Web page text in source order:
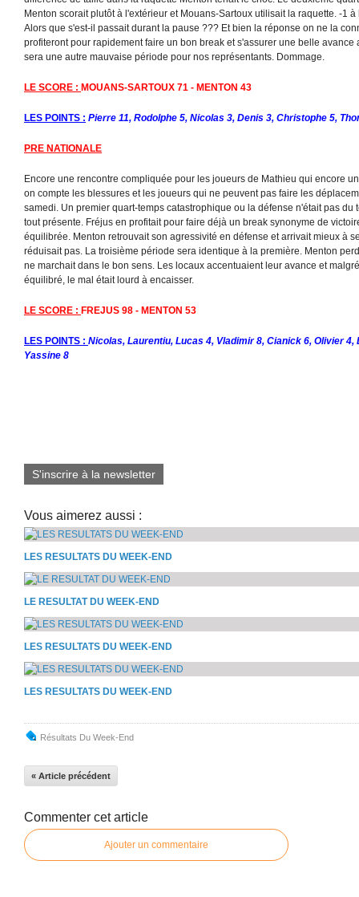
Menton scorait plutôt à l'extérieur et Mouans-Sartoux utilisait la raquette. -1
Alors que s'est-il passait durant la pause ??? Et bien la réponse on ne la
profiteront pour rapidement faire un bon break et s'assurer une belle
sera une autre mauvaise période pour nos représentants. Dommage.
LE SCORE : MOUANS-SARTOUX 71 - MENTON 43
LES POINTS : Pierre 11, Rodolphe 5, Nicolas 3, Denis 3, Christophe 5,
PRE NATIONALE
Encore une rencontre compliquée pour les joueurs de Mathieu qui encore
on compte les blessures et les joueurs qui ne peuvent pas faire les
samedi. Un premier quart-temps catastrophique ou la défense n'était pas du
tout présente. Fréjus en profitait pour faire déjà un break synonyme de
équilibrée. Menton retrouvait son agressivité en défense et arrivait mieux à
réduisait pas. La troisième période sera identique à la première. Menton
ne marchait dans le bon sens. Les locaux accentuaient leur avance et
équilibré, le mal était lourd à encaisser.
LE SCORE : FREJUS 98 - MENTON 53
LES POINTS : Nicolas, Laurentiu, Lucas 4, Vladimir 8, Cianick 6, Olivier
Yassine 8
S'inscrire à la newsletter
Vous aimerez aussi :
LES RESULTATS DU WEEK-END
LE RESULTAT DU WEEK-END
LES RESULTATS DU WEEK-END
LES RESULTATS DU WEEK-END
Résultats Du Week-End
« Article précédent
Commenter cet article
Ajouter un commentaire